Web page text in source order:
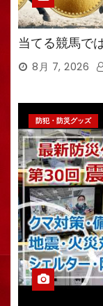
当てる競馬で
8月 7, 2026
防犯・防災グッズ